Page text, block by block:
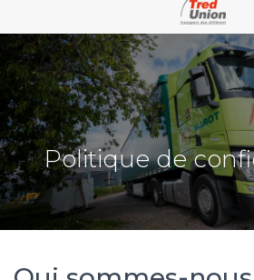
Politique de